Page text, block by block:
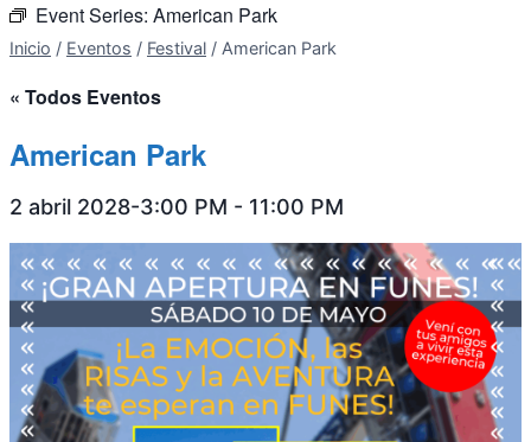
Event Series: American Park
Inicio / Eventos / Festival / American Park
« Todos Eventos
American Park
2 abril 2028-3:00 PM - 11:00 PM